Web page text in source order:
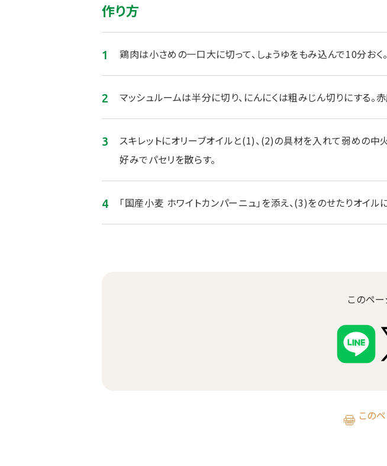
作り方
鶏肉は小さめの一口大に切って、しょうゆをもみ込んで10分おく。
マッシュルームは半分に切り、にんにくは粗みじん切りにする。
スキレットにオリーブオイルと(1)、(2)の具材を入れて弱めの
好みでパセリを散らす。
「国産小麦 ホワイトカンパーニュ」を添え、(3)をのせたりオイル
このペ
この